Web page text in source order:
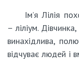
Ім’я Лілія
– ліліум.
винахідлива,
відчуває людей і